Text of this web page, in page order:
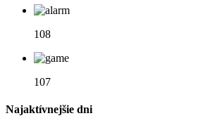
108
107
Najaktívnejšie dni